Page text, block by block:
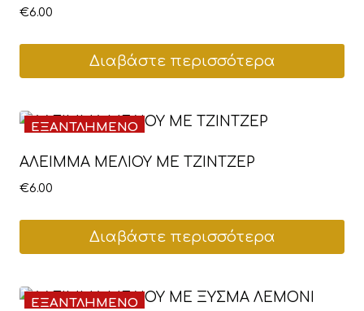
€6.00
Διαβάστε περισσότερα
ΕΞΑΝΤΛΗΜΕΝΟ
ΑΛΕΙΜΜΑ ΜΕΛΙΟΥ ΜΕ ΤΖΙΝΤΖΕΡ
€6.00
Διαβάστε περισσότερα
ΕΞΑΝΤΛΗΜΕΝΟ